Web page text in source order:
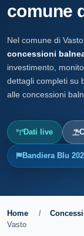
comune
Nel comune di
concessioni
investimento,
dettagli completi su
alle concessioni
Dati live
Bandiera Blu
Home /
Vasto